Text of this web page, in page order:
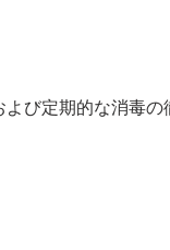
び定期的な消毒の